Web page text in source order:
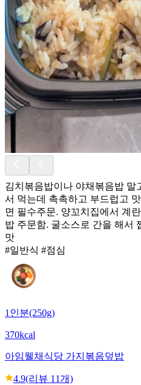
김치볶음밥이나 야채볶음밥 말
서 먹는데 촉촉하고 부드럽고
면 필수주문. 양꼬치집에서 계
밥 주문함. 굴소스로 간을 해서
맛
#일반식 #점심
1인분(250g)
370kcal
아임웰채식당 가지볶음덮밥
4.9(리뷰 11개)